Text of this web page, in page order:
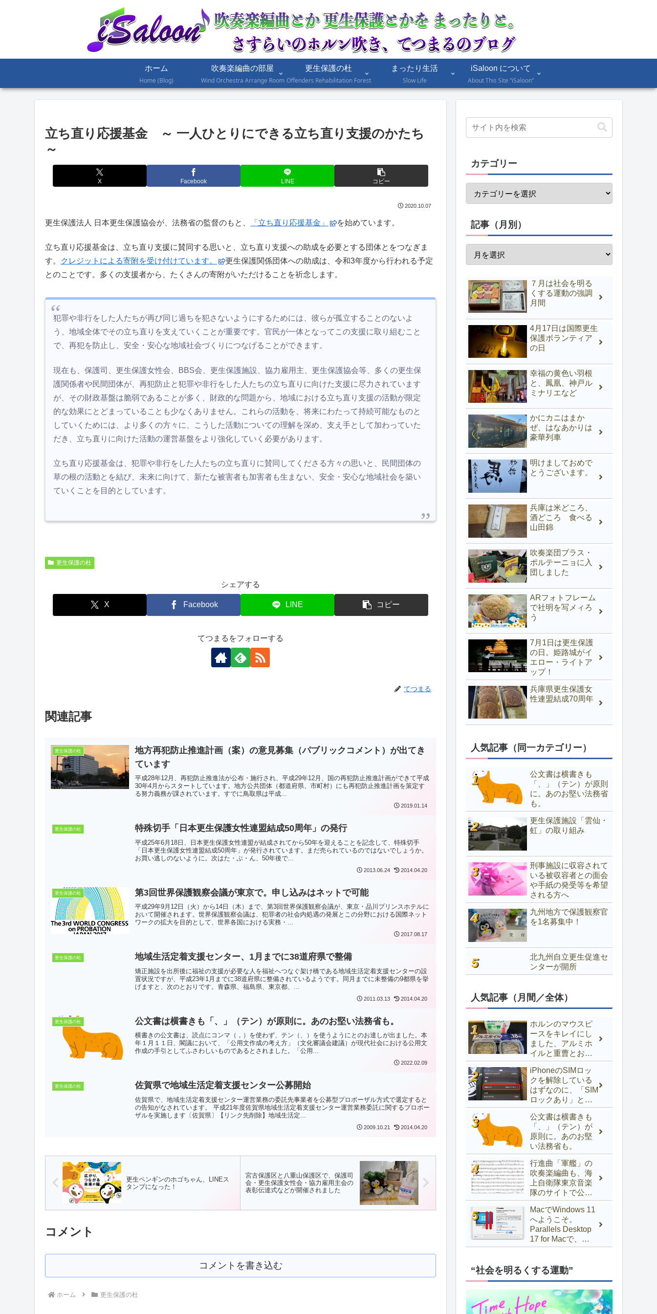
ホーム
Home (Blog)
吹奏楽編曲の部屋
Wind Orchestra Arrange Room
更生保護の杜
Offenders Rehabilitation Forest
まったり生活
Slow Life
iSaloon について
About This Site “iSaloon”
立ち直り応援基金 ～ 一人ひとりにできる立ち直り支援のかたち
～
X Facebook LINE コピー
2020.10.07
更生保護法人 日本更生保護協会が、法務省の監督のもと、 「立ち直り応援基金」 を始めています。
立ち直り応援基金は、立ち直り支援に賛同する思いと、立ち直り支援への助成を必要とする団体とをつなぎま
す。
クレジットによる寄附を受け付けています。
更生保護関係団体への助成は、令和3年度から行われる予定
とのことです。多くの支援者から、たくさんの寄附がいただけることを祈念します。
犯罪や非行をした人たちが再び同じ過ちを犯さないようにするためには、彼らが孤立することのないよ
う、地域全体でその立ち直りを支えていくことが重要です。官民が一体となってこの支援に取り組むこと
で、再犯を防止し、安全・安心な地域社会づくりにつなげることができます。
現在も、保護司、更生保護女性会、BBS会、更生保護施設、協力雇用主、更生保護協会等、多くの更生保
護関係者や民間団体が、再犯防止と犯罪や非行をした人たちの立ち直りに向けた支援に尽力されています
が、その財政基盤は脆弱であることが多く、財政的な問題から、地域における立ち直り支援の活動が限定
的な効果にとどまっていることも少なくありません。これらの活動を、将来にわたって持続可能なものと
していくためには、より多くの方々に、こうした活動についての理解を深め、支え手として加わっていた
だき、立ち直りに向けた活動の運営基盤をより強化していく必要があります。
立ち直り応援基金は、犯罪や非行をした人たちの立ち直りに賛同してくださる方々の思いと、民間団体の
草の根の活動とを結び、未来に向けて、新たな被害者も加害者も生まない、安全・安心な地域社会を築い
ていくことを目的としています。
更生保護の杜
シェアする
X Facebook LINE コピー
てつまるをフォローする
てつまる
関連記事
更生保護の杜
地方再犯防止推進計画（案）の意見募集（パブリックコメント）が出てき
ています
平成28年12月、再犯防止推進法が公布・施行され、平成29年12月、国の再犯防止推進計画ができて平成
30年4月からスタートしています。地方公共団体（都道府県、市町村）にも再犯防止推進計画を策定す
る努力義務が課されています。すでに鳥取県は平成...
2019.01.14
更生保護の杜 特殊切手「日本更生保護女性連盟結成50周年」の発行
平成25年6月18日、日本更生保護女性連盟が結成されてから50年を迎えることを記念して、特殊切手
「日本更生保護女性連盟結成50周年」が発行されています。まだ売られているのではないでしょうか。
お買い逃しのないように。次はた・ぶ・ん、50年後で...
2013.06.24 2014.04.20
更生保護の杜 第3回世界保護観察会議が東京で。申し込みはネットで可能
平成29年9月12日（火）から14日（木）まで、第3回世界保護観察会議が、東京・品川プリンスホテルに
おいて開催されます。世界保護観察会議は、犯罪者の社会内処遇の発展とこの分野における国際ネット
ワークの拡大を目的として、世界各国における実務・...
2017.08.17
更生保護の杜 地域生活定着支援センター、1月までに38道府県で整備
矯正施設を出所後に福祉の支援が必要な人を福祉へつなぐ架け橋である地域生活定着支援センターの設
置状況ですが、平成23年1月までに38道府県に整備されているようです。同月までに未整備の9都県を挙
げますと、次のとおりです。青森県、福島県、東京都、...
2011.03.13 2014.04.20
更生保護の杜 公文書は横書きも「、」（テン）が原則に。あのお堅い法務省も。
横書きの公文書は、読点にコンマ（，）を使わず、テン（、）を使うようにとのお達しが出ました。本
年１月１１日、閣議において、「公用文作成の考え方」（文化審議会建議）が現代社会における公用文
作成の手引としてふさわしいものであるとされました。「公用...
2022.02.09
更生保護の杜 佐賀県で地域生活定着支援センター公募開始
佐賀県で、地域生活定着支援センター運営業務の委託先事業者を公募型プロポーザル方式で選定すると
の告知がなされています。 平成21年度佐賀県地域生活定着支援センター運営業務委託に関するプロポー
ザルを実施します〔佐賀県〕【リンク先削除】地域生活定...
2009.10.21 2014.04.20
更生ペンギンのホゴちゃん、LINEス
タンプになった！
宮古保護区と八重山保護区で、保護司
会・更生保護女性会・協力雇用主会の
表彰伝達式などが開催されました
コメント
コメントを書き込む
ホーム 更生保護の杜
カテゴリー
記事（月別）
７月は社会を明る
くする運動の強調
月間
4月17日は国際更生
保護ボランティア
の日
幸福の黄色い羽根
と、鳳凰、神戸ル
ミナリエなど
かにカニはまか
ぜ、はなあかりは
豪華列車
明けましておめで
とうございます。
兵庫は米どころ、
酒どころ 食べる
山田錦
吹奏楽団ブラス・
ポルテーニョに入
団しました
ARフォトフレーム
で社明を写メィろ
う
7月1日は更生保護
の日。姫路城がイ
エロー・ライトア
ップ！
兵庫県更生保護女
性連盟結成70周年
人気記事（同一カテゴリー）
公文書は横書きも
「、」（テン）が原則
に。あのお堅い法務省
も。
更生保護施設「雲仙・
虹」の取り組み
刑事施設に収容されて
いる被収容者との面会
や手紙の発受等を希望
される方へ
九州地方で保護観察官
を1名募集中！
北九州自立更生促進セ
ンターが開所
人気記事（月間／全体）
ホルンのマウスピ
ースをキレイにし
ました、アルミホ
イルと重曹とお湯
でOK
iPhoneのSIMロッ
クを解除している
はずなのに、「SIM
ロックあり」と表
示されるときの対
処法
公文書は横書きも
「、」（テン）が
原則に。あのお堅
い法務省も。
行進曲「軍艦」の
吹奏楽編曲も、海
上自衛隊東京音楽
隊のサイトで公開
中！
MacでWindows 11
へようこそ。
Parallels Desktop
17 for Macで、
Windows 10以前か
するには
“社会を明るくする運動”